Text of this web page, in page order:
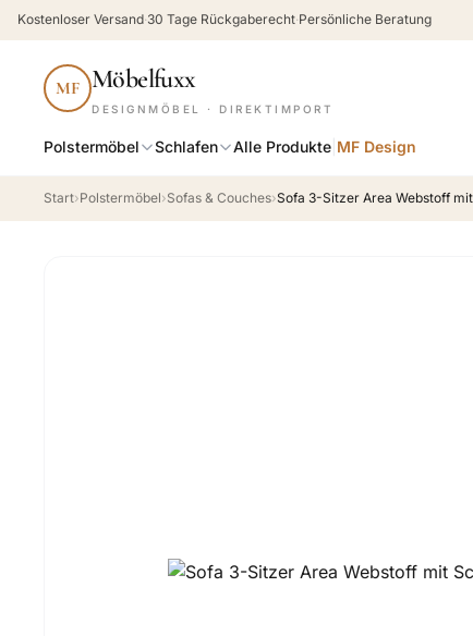
Kostenloser Versand·30 Tage Rückgaberecht·Persönliche Beratung
MF Möbelfuxx
DESIGNMÖBEL · DIREKTIMPORT
Polstermöbel Schlafen Alle Produkte MF Design
Start›Polstermöbel›Sofas & Couches›Sofa 3-Sitzer Area Webstoff